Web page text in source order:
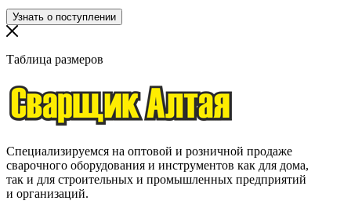
Таблица размеров
Специализируемся на оптовой и розничной продаже
сварочного оборудования и инструментов как для дома,
так и для строительных и промышленных предприятий
и организаций.